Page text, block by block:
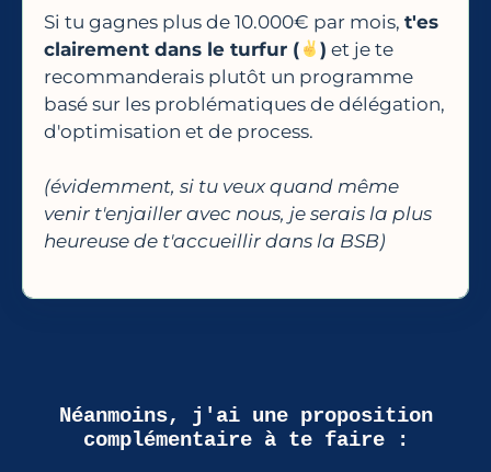
Si tu gagnes plus de 10.000€ par mois, t'es
clairement dans le turfur (
)️ et je te
recommanderais plutôt un programme
basé sur les problématiques de délégation,
d'optimisation et de process.
(évidemment, si tu veux quand même
venir t'enjailler avec nous, je serais la plus
heureuse de t'accueillir dans la BSB)
Néanmoins, j'ai une proposition
complémentaire à te faire :